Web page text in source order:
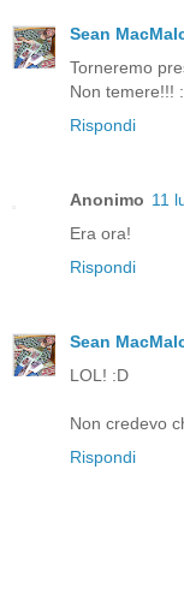
Sean
Torneremo
Non temere!!!
Rispondi
Anonimo 11
Era ora!
Rispondi
Sean
LOL! :D
Non credevo
Rispondi